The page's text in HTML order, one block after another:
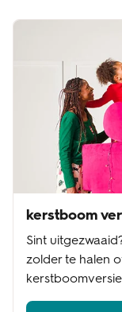
kerstboom
Sint
zolder te halen